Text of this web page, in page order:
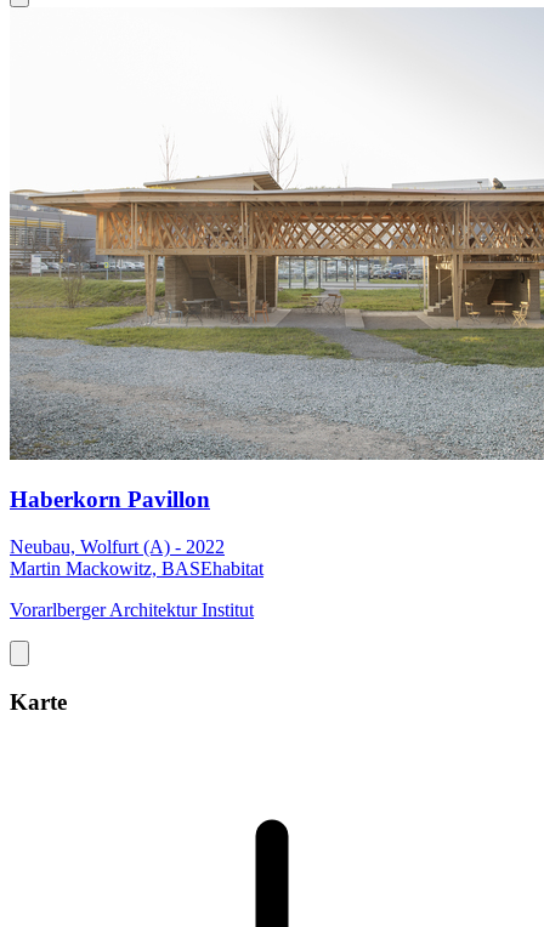
Haberkorn Pavillon
Neubau, Wolfurt (A) - 2022
Martin Mackowitz, BASEhabitat
Vorarlberger Architektur Institut
Karte